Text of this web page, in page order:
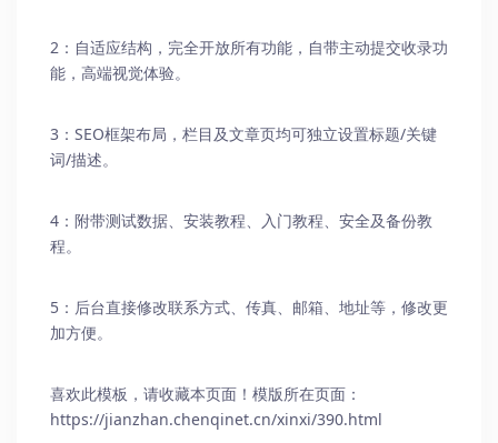
2：自适应结构，完全开放所有功能，自带主动提交收录功
能，高端视觉体验。
3：SEO框架布局，栏目及文章页均可独立设置标题/关键
词/描述。
4：附带测试数据、安装教程、入门教程、安全及备份教
程。
5：后台直接修改联系方式、传真、邮箱、地址等，修改更
加方便。
喜欢此模板，请收藏本页面！模版所在页面：
https://jianzhan.chenqinet.cn/xinxi/390.html